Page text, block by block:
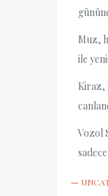
Muz,
ile
Kiraz,
Vozol